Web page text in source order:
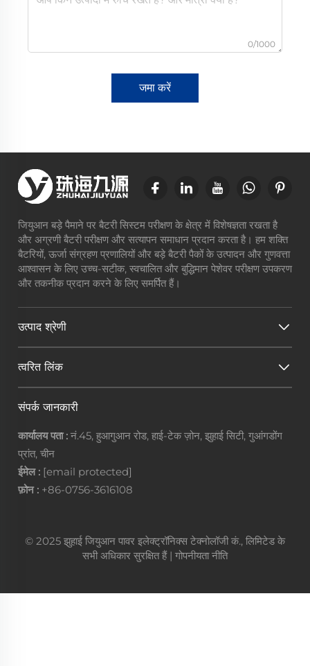
0/1000
जमा करें
जियुआन बड़े पैमाने पर बैटरी सिस्टम परीक्षण के क्षेत्र में विशेषज्ञता रखता है
और अग्रणी बैटरी परीक्षण और सत्यापन समाधान प्रदान करता है। हम शक्ति
बैटरियों, ऊर्जा संग्रहण प्रणालियों और बड़े बैटरी पैकों के उत्पादन और गुणवत्ता
आश्वासन के लिए उच्च-सटीक, स्वचालित और बुद्धिमान पेशेवर परीक्षण उपकरण
और तकनीक प्रदान करने के लिए समर्पित हैं।
उत्पाद श्रेणी
त्वरित लिंक
संपर्क जानकारी
कार्यालय पता : नं.45, हुआगुआन रोड, हाई-टेक ज़ोन, झुहाई सिटी, गुआंगडोंग
प्रांत, चीन
ईमेल : [email protected]
फ़ोन : +86-0756-3616108
© 2025 झुहाई जियुआन पावर इलेक्ट्रॉनिक्स टेक्नोलॉजी कं., लिमिटेड के
सभी अधिकार सुरक्षित हैं | गोपनीयता नीति